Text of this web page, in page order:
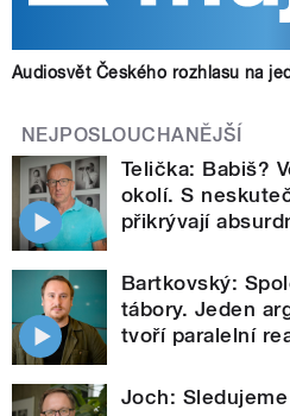
Audiosvět Českého rozhlasu na
NEJPOSLOUCHANĚJŠÍ
Telička: Babiš?
okolí. S
přikrývají
Bartkovský:
tábory. Jeden
tvoří paralelní
Joch: